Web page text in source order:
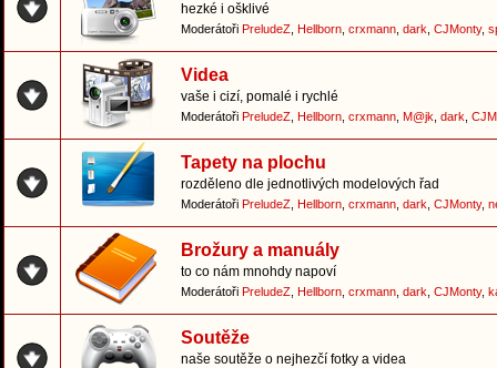
hezké i ošklivé
Moderátoři PreludeZ Hellborn crxmann dark CJMonty,
Videa
vaše i cizí, pomalé i rychlé
Moderátoři PreludeZ Hellborn crxmann M@jk dark
Tapety na plochu
rozděleno dle jednotlivých modelových řad
Moderátoři PreludeZ Hellborn crxmann dark CJMonty,
Brožury a manuály
to co nám mnohdy napoví
Moderátoři PreludeZ Hellborn crxmann dark CJMonty,
Soutěže
naše soutěže o nejhezčí fotky a videa